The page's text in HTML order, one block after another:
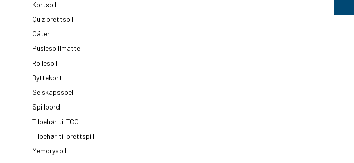
Kortspill
Quiz brettspill
Gåter
Puslespillmatte
Rollespill
Byttekort
Selskapsspel
Spillbord
Tilbehør til TCG
Tilbehør til brettspill
Memoryspill